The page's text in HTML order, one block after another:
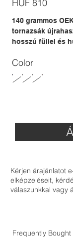
HUF 810
140 grammos
tornazsák
hosszú füllel és
Color
Kérjen árajánlatot
elképzeléseit,
válaszunkkal vagy
Frequently Bought